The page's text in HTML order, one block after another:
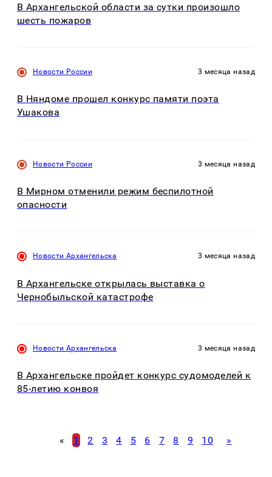
В Архангельской области за сутки произошло
шесть пожаров
Новости России 3 месяца назад
В Няндоме прошел конкурс памяти поэта
Ушакова
Новости России 3 месяца назад
В Мирном отменили режим беспилотной
опасности
Новости Архангельска 3 месяца назад
В Архангельске открылась выставка о
Чернобыльской катастрофе
Новости Архангельска 3 месяца назад
В Архангельске пройдет конкурс судомоделей к
85-летию конвоя
« 1 2 3 4 5 6 7 8 9 10 »